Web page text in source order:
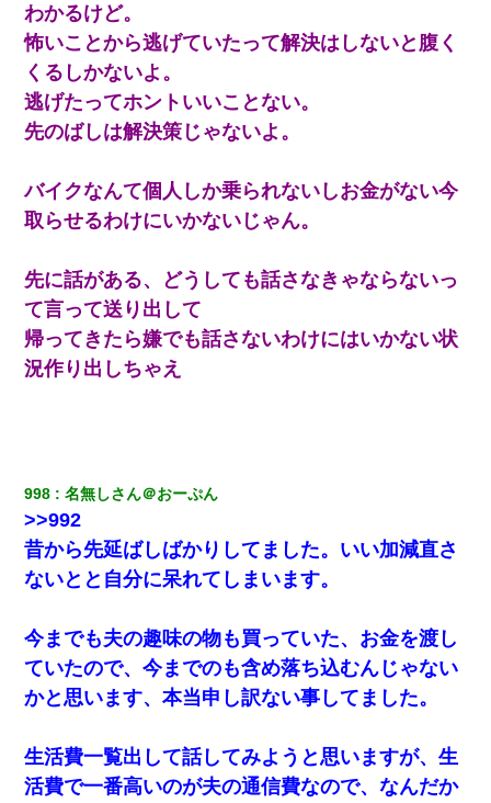
小学生の妹が20代の弟とチューしてるのに、見て見ぬふりの親を
見てから実家を出た。それから15年、妹が弟の子を妊娠したらし
くもう堕胎できない月なんだと母から連絡がきた…｜生活｜ワロ
タあんてな
私が遺産を相続。→それを知った義両親が「旅行代金を出せ！」
「リフォーム費用を負担しろ！」「金の管理は私達がする！」と
体中に赤い蕁麻疹みたいなのができて、皮膚科にいったら「ジベ
ル薔薇色ひこう疹」という症状だと言われた
近所のお寺に住み込みで手伝いしてる知的障害のオッサンがい
た。ある日、オッサンが火かき棒を持って顔を真っ赤にしながら
走り回っていて…
200万を貸したコウトから、追加で400万の申し込み、私「無理。
う。会社「仕事がハードだし田舎で娯楽も少ないからキツイの
か…」→ 実際は違った
妻「ずっと好きだった人と一緒になりたいから、わかれてくださ
い」→離婚後、娘と実家で生活してると…
クラスで一人無口で誰とも話さない男子がいた。→修学旅行に来
なかったその男子に女子達がお土産を渡した。5分後…
この母親は娘の黒歴史を掘り出さないと死ぬんか？ 死ぬんか？
【驚愕】私「今まで育てた分のお金返してね(冗談)」息子「はい、
3000万円」→数年後。私「妹が病気になったから援助して欲し
い」→
わかるけど。
怖いことから逃げていたって解決はしないと腹く
くるしかないよ。
逃げたってホントいいことない。
先のばしは解決策じゃないよ。
バイクなんて個人しか乗られないしお金がない今
取らせるわけにいかないじゃん。
先に話がある、どうしても話さなきゃならないっ
て言って送り出して
帰ってきたら嫌でも話さないわけにはいかない状
況作り出しちゃえ
998 名無しさん＠おーぷん
>>992
昔から先延ばしばかりしてました。いい加減直さ
ないとと自分に呆れてしまいます。
今までも夫の趣味の物も買っていた、お金を渡し
ていたので、今までのも含め落ち込むんじゃない
かと思います、本当申し訳ない事してました。
生活費一覧出して話してみようと思いますが、生
活費で一番高いのが夫の通信費なので、なんだか